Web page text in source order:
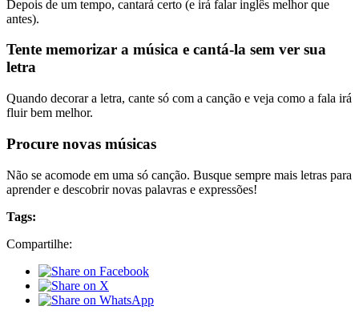
Depois de um tempo, cantará certo (e irá falar inglês melhor que
antes).
Tente memorizar a música e cantá-la sem ver sua
letra
Quando decorar a letra, cante só com a canção e veja como a fala irá
fluir bem melhor.
Procure novas músicas
Não se acomode em uma só canção. Busque sempre mais letras para
aprender e descobrir novas palavras e expressões!
Tags:
Compartilhe: